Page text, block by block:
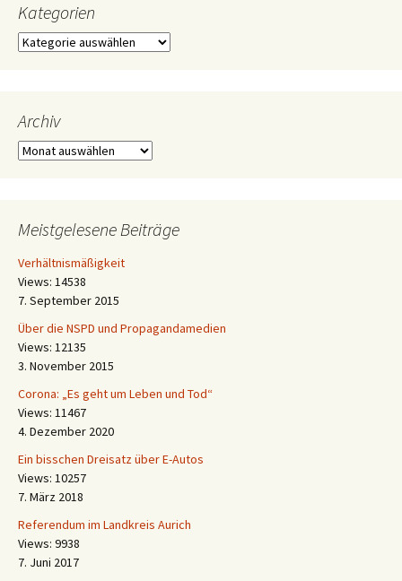
Kategorien
Kategorien
Archiv
Archiv
Meistgelesene Beiträge
Verhältnismäßigkeit
Views: 14538
7. September 2015
Über die NSPD und Propagandamedien
Views: 12135
3. November 2015
Corona: „Es geht um Leben und Tod“
Views: 11467
4. Dezember 2020
Ein bisschen Dreisatz über E-Autos
Views: 10257
7. März 2018
Referendum im Landkreis Aurich
Views: 9938
7. Juni 2017